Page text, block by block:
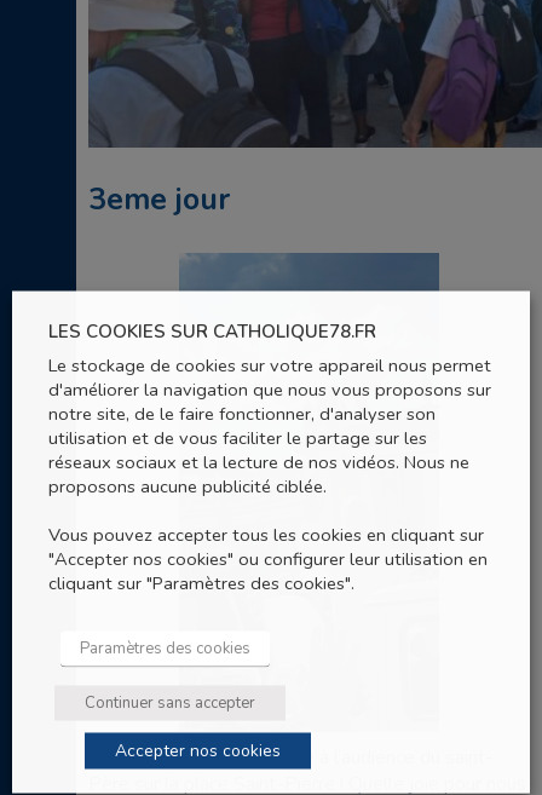
3eme jour
La matinée était consacrée à l’audience du saint-
LES COOKIES SUR CATHOLIQUE78.FR
Le stockage de cookies sur votre appareil nous permet
d'améliorer la navigation que nous vous proposons sur
notre site, de le faire fonctionner, d'analyser son
utilisation et de vous faciliter le partage sur les
réseaux sociaux et la lecture de nos vidéos. Nous ne
proposons aucune publicité ciblée.
Vous pouvez accepter tous les cookies en cliquant sur
"Accepter nos cookies" ou configurer leur utilisation en
cliquant sur "Paramètres des cookies".
Paramètres des cookies
Continuer sans accepter
Accepter nos cookies